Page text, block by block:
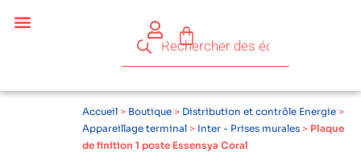
Accueil > Boutique > Distribution et contrôle Energie >
Appareillage terminal > Inter - Prises murales > Plaque
de finition 1 poste Essensya Coral